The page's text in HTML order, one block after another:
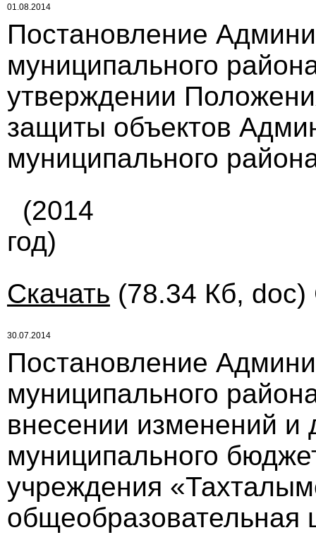
01.08.2014
Постановление
муниципального
утверждении
защиты объектов
муниципального
(2014
год)
Скачать (78.34 Кб, doc)
30.07.2014
Постановление
муниципального
внесении изменений и
муниципального
учреждения
общеобразовательная